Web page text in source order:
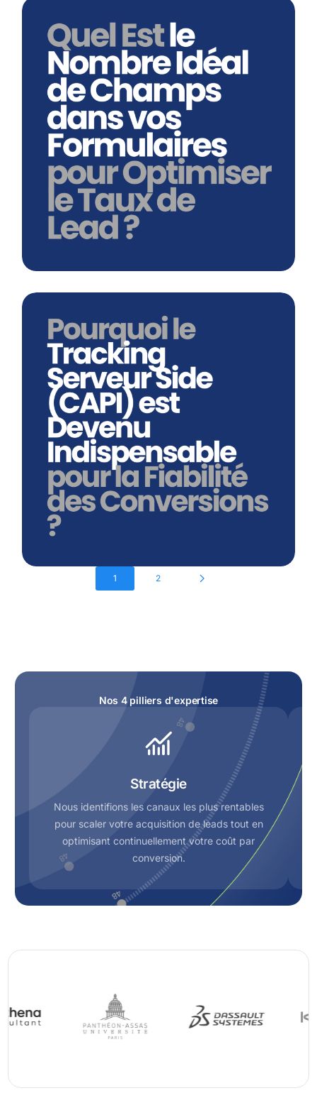
Quel Est Le Nombre Idéal De Champs
Dans Vos Formulaires Pour
Optimiser Le Taux De Lead ?
En savoir plus
Pourquoi Le Tracking Serveur Side
(CAPI) Est Devenu Indispensable
Pour La Fiabilité Des Conversions ?
En savoir plus
1 2
Nos 4 pilliers d'expertise
Stratégie
Nous identifions les canaux les plus rentables
pour scaler votre acquisition de leads tout en
optimisant continuellement votre coût par
conversion.